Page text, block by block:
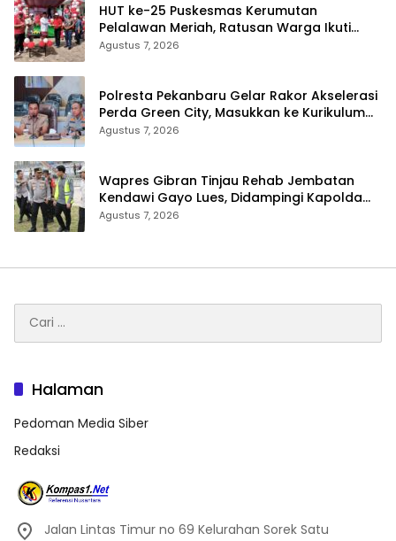
HUT ke-25 Puskesmas Kerumutan
Pelalawan Meriah, Ratusan Warga Ikuti
Jalan Santai dan Cek Kesehatan Gratis
Agustus 7, 2026
Polresta Pekanbaru Gelar Rakor Akselerasi
Perda Green City, Masukkan ke Kurikulum
Sekolah
Agustus 7, 2026
Wapres Gibran Tinjau Rehab Jembatan
Kendawi Gayo Lues, Didampingi Kapolda
Aceh
Agustus 7, 2026
untuk:
Halaman
Pedoman Media Siber
Redaksi
Jalan Lintas Timur no 69 Kelurahan Sorek Satu